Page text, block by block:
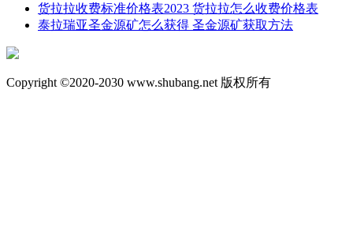
货拉拉收费标准价格表2023 货拉拉怎么收费价格表
泰拉瑞亚圣金源矿怎么获得 圣金源矿获取方法
Copyright ©2020-2030 www.shubang.net 版权所有